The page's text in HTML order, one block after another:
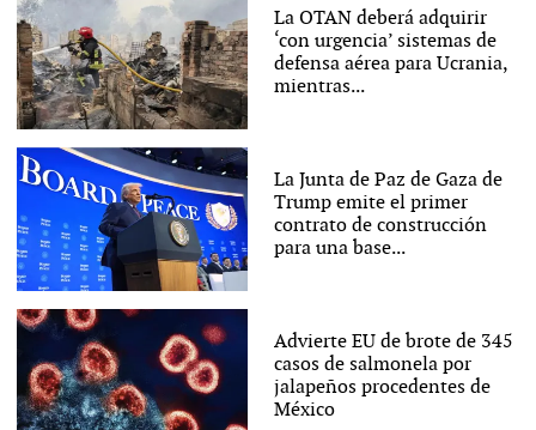
La OTAN deberá adquirir
‘con urgencia’ sistemas de
defensa aérea para Ucrania,
mientras...
La Junta de Paz de Gaza de
Trump emite el primer
contrato de construcción
para una base...
Advierte EU de brote de 345
casos de salmonela por
jalapeños procedentes de
México